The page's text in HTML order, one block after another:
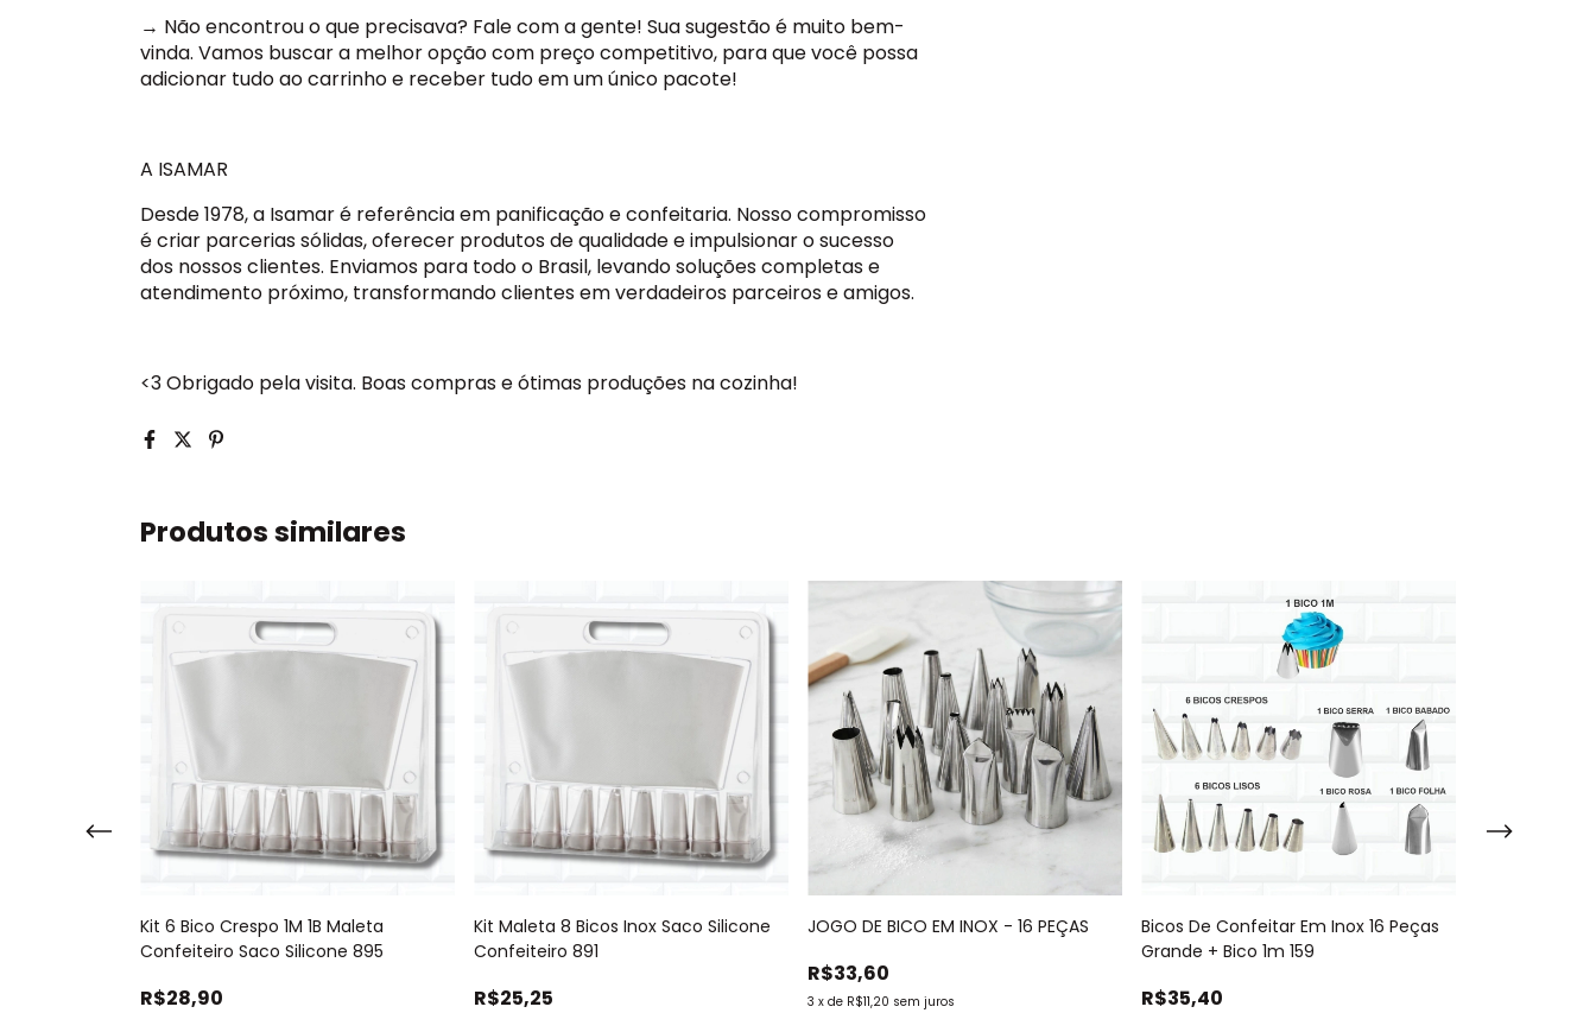
→ Não encontrou o que precisava? Fale com a gente! Sua sugestão é muito bem-
vinda. Vamos buscar a melhor opção com preço competitivo, para que você possa
adicionar tudo ao carrinho e receber tudo em um único pacote!
A ISAMAR
Desde 1978, a Isamaré referência em panificação e confeitaria. Nosso compromisso
é criar parcerias sólidas, oferecer produtos de qualidade e impulsionar o sucesso
dos nossos clientes. Enviamos para todo o Brasil, levando soluções completas e
atendimento próximo, transformando clientes em verdadeiros parceiros e amigos.
<3 Obrigado pela visita. Boas compras e ótimas produções na cozinha!
Produtos similares
Kit 6 Bico Crespo 1M 1B Maleta
Confeiteiro Saco Silicone 895
R$28,90
Kit Maleta 8 Bicos Inox Saco Silicone
Confeiteiro 891
R$25,25
JOGO DE BICO EM INOX - 16 PEÇAS
R$33,60
3 x de R$11,20 sem juros
Bicos De Confeitar Em Inox 16 Peças
Grande + Bico 1m 159
R$35,40